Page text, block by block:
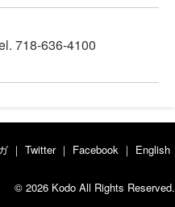
718-636-4100
｜ Twitter｜ Facebook ｜ English
© 2026 Kodo All Rights Reserved.